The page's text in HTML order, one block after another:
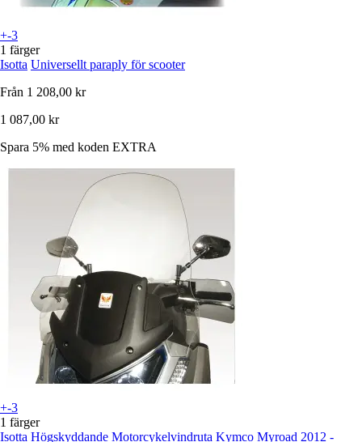
+-3
1 färger
Isotta Universellt paraply för scooter
Från 1 208,00 kr
1 087,00 kr
Spara 5% med koden EXTRA
+-3
1 färger
Isotta Högskyddande Motorcykelvindruta Kymco Myroad 2012 -